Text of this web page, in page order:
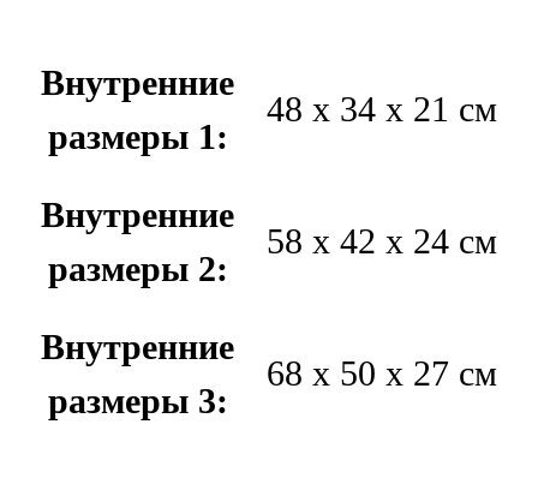
Внутренние
размеры 1:
48 х 34 х 21 см
Внутренние
размеры 2:
58 х 42 х 24 см
Внутренние
размеры 3:
68 х 50 х 27 см